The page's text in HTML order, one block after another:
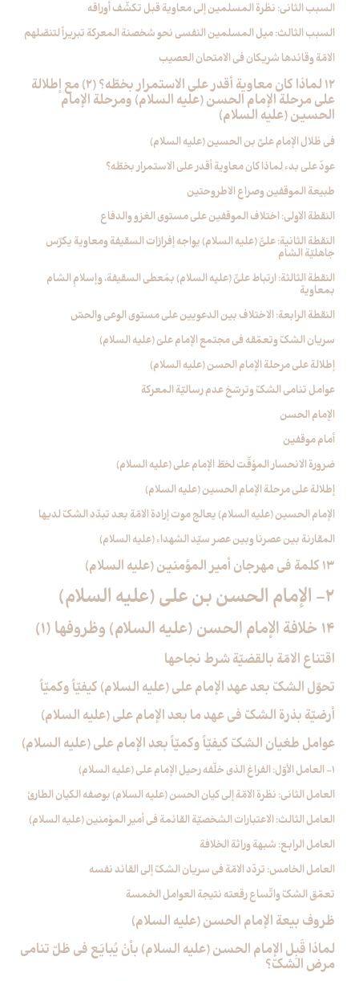
السبب الثاني: نظرة المسلمين إلى معاوية قبل تكشّف أوراقه
السبب الثالث: ميل المسلمين النفسي نحو شخصنة المعركة تبريراً لتنصّلهم
الامّة وقائدها شريكان في الامتحان العصيب
12 لماذا كان معاوية أقدر على الاستمرار بخطّه؟ (2) مع إطلالة
على مرحلة الإمام الحسن (عليه السلام) ومرحلة الإمام
الحسين (عليه السلام)
في ظلال الإمام عليِّ بن الحسين (عليه السلام)
عودٌ على بدء لماذا كان معاوية أقدر على الاستمرار بخطّه؟
طبيعة الموقفين وصراع الاطروحتين
النقطة الاولى: اختلاف الموقفين على مستوى الغزو والدفاع
النقطة الثانية: عليٌّ (عليه السلام) يواجه إفرازات السقيفة ومعاوية يكرّس
جاهليّة الشام
النقطة الثالثة: ارتباط عليٍّ (عليه السلام) بمُعطى السقيفة، وإسلامِ الشام
بمعاوية
النقطة الرابعة: الاختلاف بين الدعويين على مستوى الوعي والحسّ
سريان الشكّ وتعمّقه في مجتمع الإمام عليّ (عليه السلام)
إطلالة على مرحلة الإمام الحسن (عليه السلام)
عوامل تنامي الشكّ وترسّخ عدم رساليّة المعركة
الإمام الحسن‏
أمام موقفين
ضرورة الانحسار المؤقّت لخطّ الإمام علي (عليه السلام)
إطلالة على مرحلة الإمام الحسين (عليه السلام)
الإمام الحسين (عليه السلام) يعالج موت إرادة الامّة بعد تبدّد الشكّ لديها
المقارنة بين عصرنا وبين عصر سيّد الشهداء (عليه السلام)
13 كلمة في مهرجان أمير المؤمنين (عليه السلام)
2- الإمام الحسن بن علي (عليه السلام)
14 خلافة الإمام الحسن (عليه السلام) وظروفها (1)
اقتناع الامّة بالقضيّة شرط نجاحها
تحوّل الشكّ بعد عهد الإمام علي (عليه السلام) كيفيّاً وكميّاً
أرضيّة بذرة الشكّ في عهد ما بعد الإمام علي (عليه السلام)
عوامل طغيان الشكّ كيفيّاً وكميّاً بعد الإمام علي (عليه السلام)
1- العامل الأوّل: الفراغ الذي خلّفه رحيل الإمام علي (عليه السلام)
العامل الثاني: نظرة الامّة إلى كيان الحسن (عليه السلام) بوصفه الكيان الطارئ
العامل الثالث: الاعتبارات الشخصيّة القائمة في أمير المؤمنين (عليه السلام)
العامل الرابع: شبهة وراثة الخلافة
العامل الخامس: تردّد الامّة في سريان الشكّ إلى القائد نفسه
تعمّق الشكّ واتّساع رقعته نتيجة العوامل الخمسة
ظروف بيعة الإمام الحسن (عليه السلام)
لماذا قَبِل الإمام الحسن (عليه السلام) بأنْ يُبايَع في ظلّ تنامي
مرض الشكّ؟